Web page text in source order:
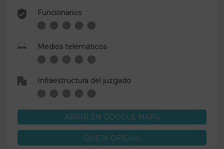
Funcionarios
Medios telemáticos
Infraestructura del juzgado
ABRIR EN GOOGLE MAPS
QUEJA OFICIAL